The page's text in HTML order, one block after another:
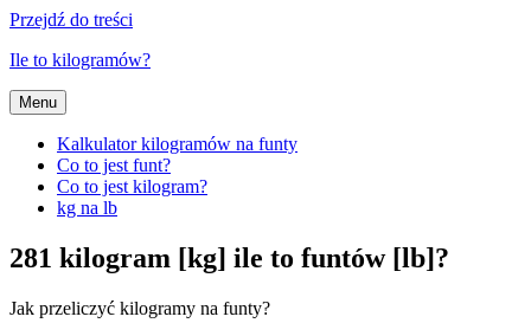
Przejdź do treści
Ile to kilogramów?
Menu
Kalkulator kilogramów na funty
Co to jest funt?
Co to jest kilogram?
kg na lb
281 kilogram [kg] ile to funtów [lb]?
Jak przeliczyć kilogramy na funty?